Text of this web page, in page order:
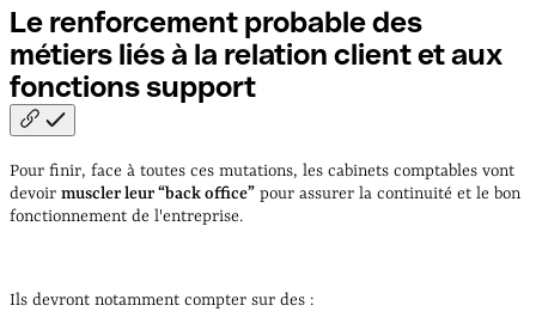
Le renforcement probable des
métiers liés à la relation client et aux
fonctionssupport
Pour finir, face à toutes ces mutations, les cabinets comptables vont
devoir muscler leur “back office” pour assurer la continuité et le bon
fonctionnement de l'entreprise.
Ils devront notamment compter sur des :